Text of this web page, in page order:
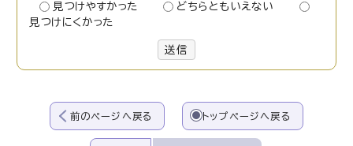
見つけやすかった
どちらともいえない
見つけにくかった
送信
前のページへ戻る トップページへ戻る